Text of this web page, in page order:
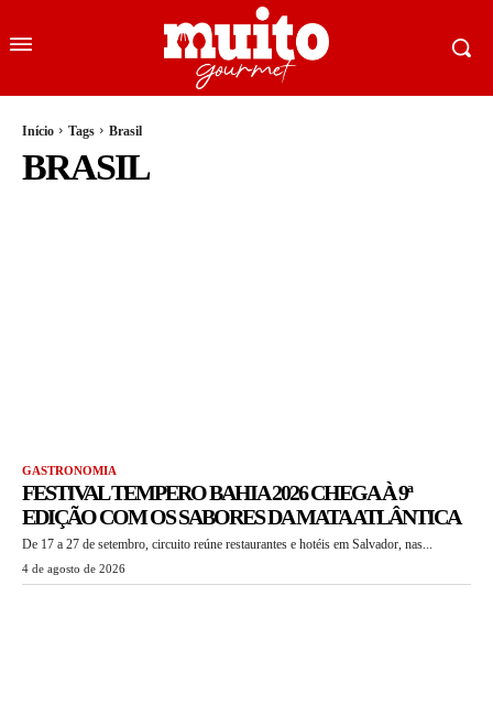
Início Tags Brasil
BRASIL
GASTRONOMIA
FESTIVAL TEMPERO BAHIA 2026 CHEGA À 9ª
EDIÇÃO COM OS SABORES DA MATA ATLÂNTICA
De 17 a 27 de setembro, circuito reúne restaurantes e hotéis em Salvador, nas...
4 de agosto de 2026